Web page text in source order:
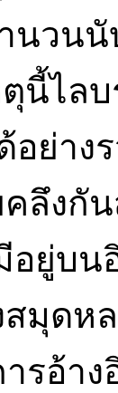
นวน
นี้ไล
ย่าง
ลึงกั
ยู่บน
มุดหล
รอ้า